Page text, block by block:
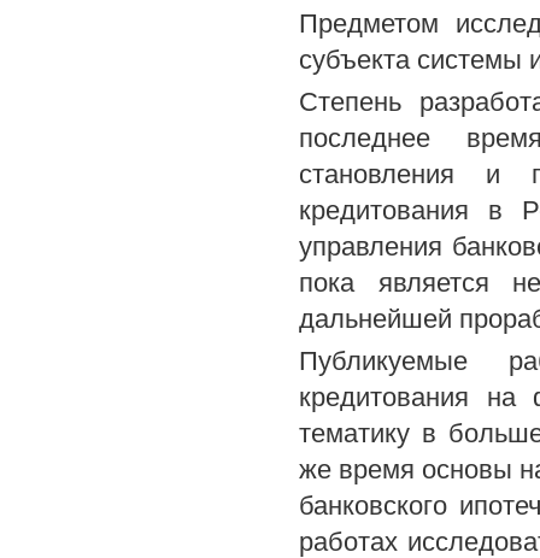
Предметом
субъекта системы
Степень
последнее
становления и
кредитования в
управления
пока является
дальнейшей
Публикуемые
кредитования на
тематику в
же время основы
банковского
работах